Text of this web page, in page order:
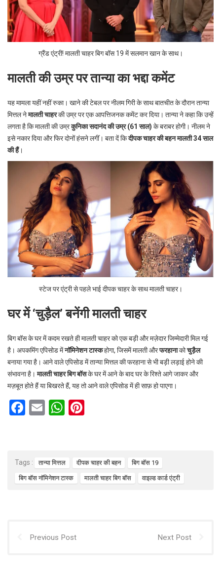
ग्रैंड एंट्री! मालती चाहर बिग बॉस 19 में सलमान खान के साथ।
मालती की उम्र पर तान्या का भद्दा कमेंट
यह मामला यहीं नहीं रुका। खाने की टेबल पर नीलम गिरी के साथ बातचीत के दौरान तान्या
मित्तल नेमालती चाहरकी उम्र पर एक आपत्तिजनक कमेंट कर दिया। तान्या ने कहा कि उन्हें
लगता है कि मालती की उम्रकुनिका सदानंद की उम्र (61 साल) के बराबर होगी। नीलम ने
इसे नकार दिया और फिर दोनों हंसने लगीं। बता दें किदीपक चाहर की बहन मालती 34 साल
की हैं।
स्टेज पर एंट्री से पहले भाई दीपक चाहर के साथ मालती चाहर।
घर में ‘चुड़ैल’ बनेंगी मालती चाहर
बिग बॉस के घर में कदम रखते ही मालती चाहर को एक बड़ी और मज़ेदार जिम्मेदारी मिल गई
है। अपकमिंग एपिसोड मेंनॉमिनेशन टास्कहोगा, जिसमें मालती औरफरहानाकोचुड़ैल
बनाया गया है। आने वाले एपिसोड में तान्या मित्तल की फरहाना से भी बड़ी लड़ाई होने की
संभावना है।मालती चाहर बिग बॉसके घर में आने के बाद घर के रिश्ते आगे जाकर और
मज़बूत होते हैं या बिखरते हैं, यह तो आने वाले एपिसोड में ही साफ़ हो पाएगा।
F
o
o
E
W
A
p
t
Tags : तान्या मित्तल दीपक चाहर की बहन बिग बॉस 19
बिग बॉस नॉमिनेशन टास्क मालती चाहर बिग बॉस वाइल्ड कार्ड एंट्री
Previous Post Next Post